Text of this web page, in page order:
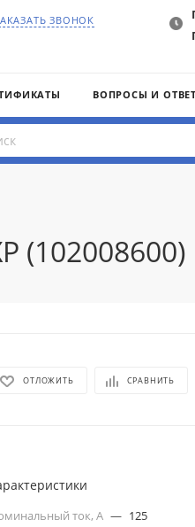
ЗВОНОК
ВОПРОСЫ И
(102008600)
ОТЛОЖИТЬ СРАВНИТЬ
ток, А — 125